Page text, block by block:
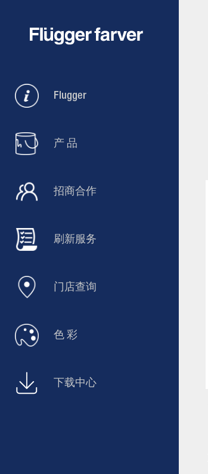
Flugger
产 品
招商合作
刷新服务
门店查询
色 彩
下载中心